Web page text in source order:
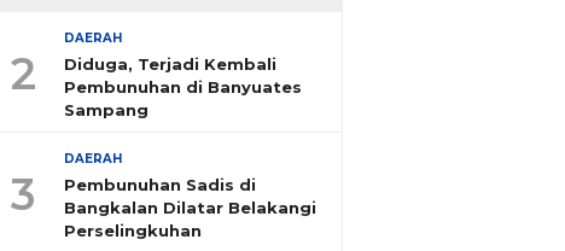
2
DAERAH
Diduga, Terjadi Kembali
Pembunuhan di Banyuates
Sampang
3
DAERAH
Pembunuhan Sadis di
Bangkalan Dilatar Belakangi
Perselingkuhan